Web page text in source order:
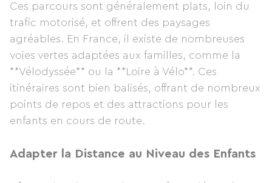
Ces parcours sont généralement plats, loin du
trafic motorisé, et offrent des paysages
agréables. En France, il existe de nombreuses
voies vertes adaptées aux familles, comme la
**Vélodyssée** ou la **Loire à Vélo**. Ces
itinéraires sont bien balisés, offrant de nombreux
points de repos et des attractions pour les
enfants en cours de route.
Adapter la Distance au Niveau des Enfants